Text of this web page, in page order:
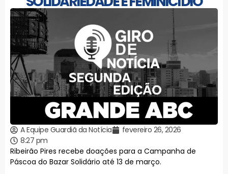
A Equipe Guardiã da Notícia
fevereiro 26, 2026
8:27 pm
Ribeirão Pires recebe doações para a Campanha de
Páscoa do Bazar Solidário até 13 de março.